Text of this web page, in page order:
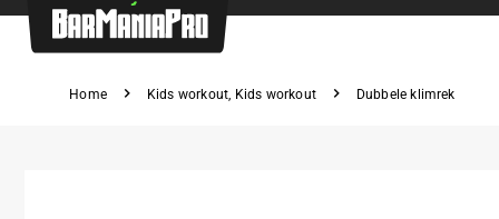
Home Kids workout, Kids workout Dubbele klimrek